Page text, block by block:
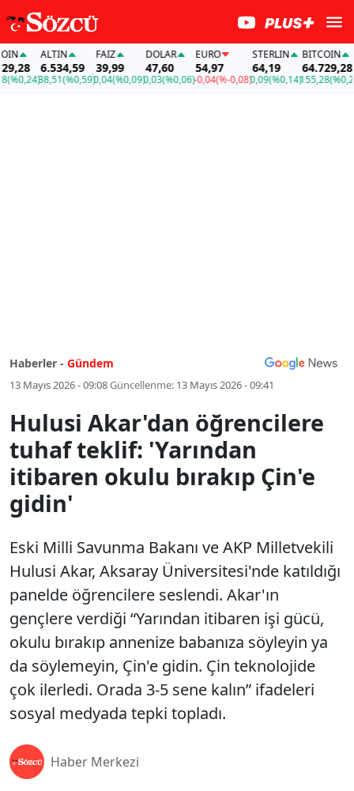
ALTIN
6.534,59
38,51(%0,59)
FAİZ
39,99
0,04(%0,09)
DOLAR
47,60
0,03(%0,06)
EURO
54,97
-0,04(%-0,08)
STERLIN
64,19
0,09(%0,14)
BITCOIN
64.729,28
155,28(%0,24)
Haberler - Gündem
13 Mayıs 2026 - 09:08Güncellenme: 13 Mayıs 2026 - 09:41
Hulusi Akar'dan öğrencilere
tuhaf teklif: 'Yarından
itibaren okulu bırakıp Çin'e
gidin'
Eski Milli Savunma Bakanı ve AKP Milletvekili
Hulusi Akar, Aksaray Üniversitesi'nde katıldığı
panelde öğrencilere seslendi. Akar'ın
gençlere verdiği “Yarından itibaren işi gücü,
okulu bırakıp annenize babanıza söyleyin ya
da söylemeyin, Çin'e gidin. Çin teknolojide
çok ilerledi. Orada 3-5 sene kalın” ifadeleri
sosyal medyada tepki topladı.
Haber Merkezi